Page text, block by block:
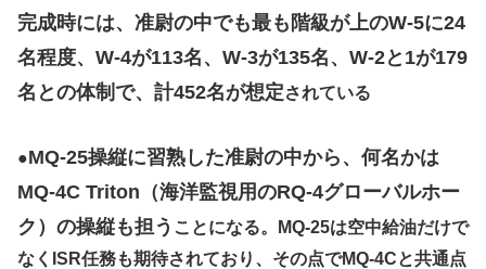
完成時には、准尉の中でも最も階級が上のW-5に24
名程度、W-4が113名、W-3が135名、W-2と1が179
名との体制で、計452名が想定されている
●MQ-25操縦に習熟した准尉の中から、何名かは
MQ-4C Triton（海洋監視用のRQ-4グローバルホー
ク）の操縦も担う ことになる。MQ-25は空中給油だけで
なくISR任務も期待されており、その点でMQ-4Cと共通点